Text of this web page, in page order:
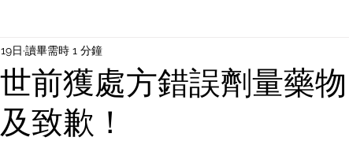
前獲處方錯誤劑量藥
致歉！
日 讀畢需時 1 分鐘